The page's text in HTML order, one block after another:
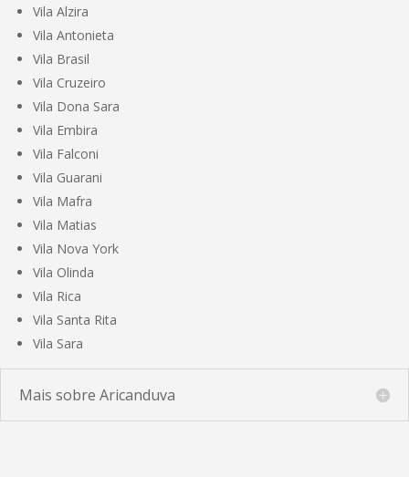
Vila Alzira
Vila Antonieta
Vila Brasil
Vila Cruzeiro
Vila Dona Sara
Vila Embira
Vila Falconi
Vila Guarani
Vila Mafra
Vila Matias
Vila Nova York
Vila Olinda
Vila Rica
Vila Santa Rita
Vila Sara
Mais sobre Aricanduva